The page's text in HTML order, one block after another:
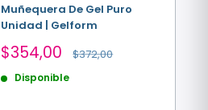
Muñequera De Gel Puro
Unidad | Gelform
Precio
de
venta
$354,00 Precio
habitual
$372,00
Disponible